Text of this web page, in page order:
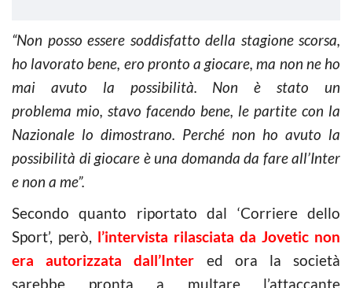
“Non posso essere soddisfatto della stagione scorsa,
ho lavorato bene, ero pronto a giocare, ma non ne ho
mai avuto la possibilità. Non è stato un
problema mio, stavo facendo bene, le partite con la
Nazionale lo dimostrano. Perché non ho avuto la
possibilità di giocare è una domanda da fare all’Inter
e non a me”.
Secondo quanto riportato dal ‘Corriere dello
Sport’, però, l’intervista rilasciata da Jovetic non
era autorizzata dall’Inter ed ora la società
sarebbe pronta a multare l’attaccante